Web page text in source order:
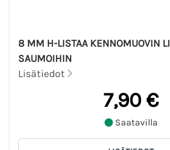
8 MM H-LISTAA KENNOMUOVIN
SAUMOIHIN
Lisätiedot
7,90 €
Saatavilla